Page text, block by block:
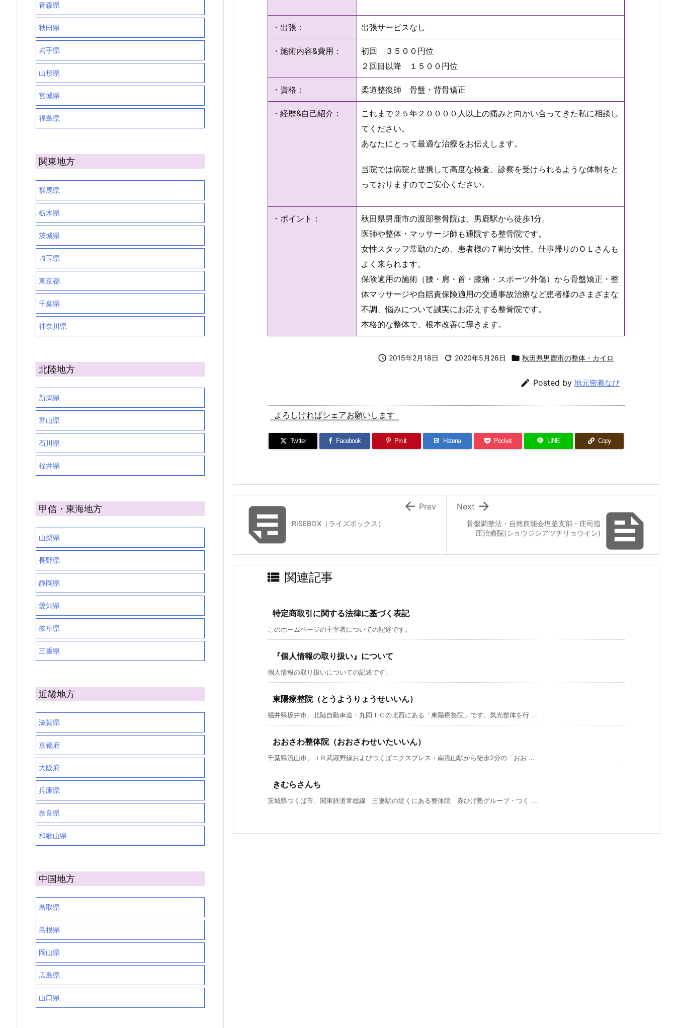
・出張： 出張サービスなし
・施術内容&費用：
初回 ３５００円位
２回目以降 １５００円位
・資格： 柔道整復師 骨盤・背骨矯正
・経歴&自己紹介：
これまで２５年２００００人以上の痛みと向かい合ってきた私に相談し
てください。
あなたにとって最適な治療をお伝えします。
当院では病院と提携して高度な検査、診察を受けられるような体制をと
っておりますのでご安心ください。
・ポイント：
秋田県男鹿市の渡部整骨院は、男鹿駅から徒歩1分。
医師や整体・マッサージ師も通院する整骨院です。
女性スタッフ常勤のため、患者様の７割が女性、仕事帰りのＯＬさんも
よく来られます。
保険適用の施術（腰・肩・首・膝痛・スポーツ外傷）から骨盤矯正・整
体マッサージや自賠責保険適用の交通事故治療など患者様のさまざまな
不調、悩みについて誠実にお応えする整骨院です。
本格的な整体で、根本改善に導きます。
 2015年2月18日  2020年5月26日  秋田県男鹿市の整体・カイロ
 Posted by 地元密着なび
よろしければシェアお願いします
Twitter Facebook Pin it B! Hatena Pocket LINE Copy

骨盤調整法・自然良能会塩釜支部・庄司指
圧治療院(ショウジシアツチリョウイン)

Next
RISEBOX（ライズボックス）
 Prev
 関連記事
特定商取引に関する法律に基づく表記
このホームページの主宰者についての記述です。
『個人情報の取り扱い』について
個人情報の取り扱いについての記述です。
東陽療整院（とうようりょうせいいん）
福井県坂井市、北陸自動車道・丸岡ＩＣの北西にある「東陽療整院」です。気光整体を行 ...
おおさわ整体院（おおさわせいたいいん）
千葉県流山市、ＪＲ武蔵野線およびつくばエクスプレス・南流山駅から徒歩2分の「おお ...
きむらさんち
茨城県つくば市、関東鉄道常総線 三妻駅の近くにある整体院 赤ひげ塾グループ・つく ...
青森県
秋田県
岩手県
山形県
宮城県
福島県
関東地方
群馬県
栃木県
茨城県
埼玉県
東京都
千葉県
神奈川県
北陸地方
新潟県
富山県
石川県
福井県
甲信・東海地方
山梨県
長野県
静岡県
愛知県
岐阜県
三重県
近畿地方
滋賀県
京都府
大阪府
兵庫県
奈良県
和歌山県
中国地方
鳥取県
島根県
岡山県
広島県
山口県